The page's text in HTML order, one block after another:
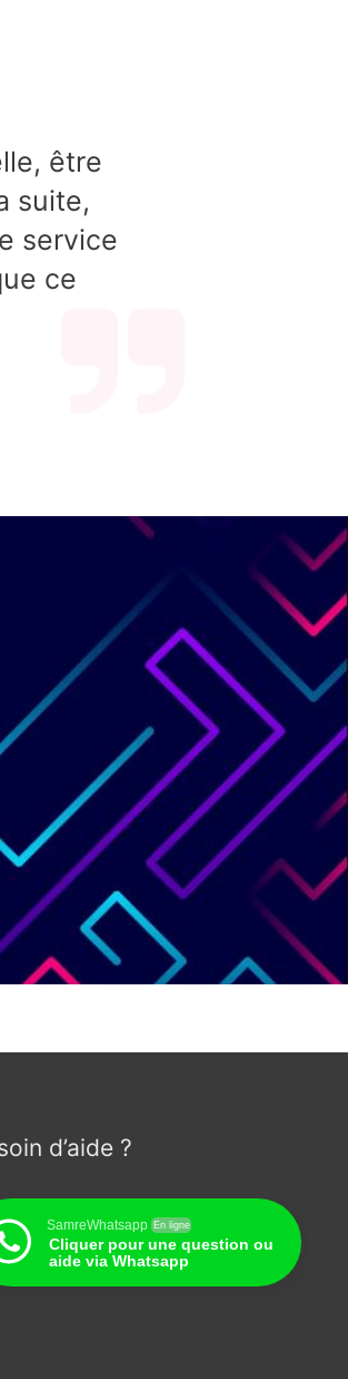
être
suite,
service
ce
d’aide ?
SamreWhatsapp En ligne
Cliquer pour une question ou
aide via Whatsapp